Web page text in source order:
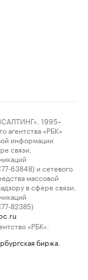
1995–
«РБК»
информации
связи,
63848) и сетевого
массовой
в сфере связи,
82385)
«РБК».
биржа